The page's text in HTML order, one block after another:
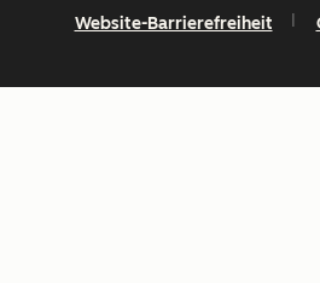
Website-Barrierefreiheit